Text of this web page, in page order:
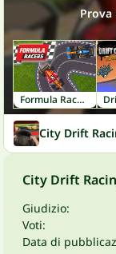
Prova
Formula Racers
City Drift
City Drift
Giudizio:
Voti:
Data di